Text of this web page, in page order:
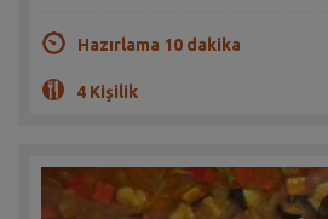
Hazırlama 10 dakika
4 Kişilik